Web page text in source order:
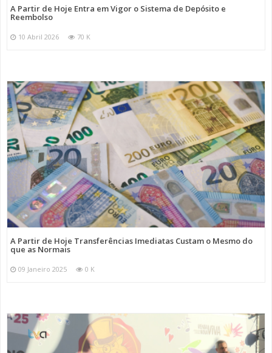
A Partir de Hoje Entra em Vigor o Sistema de Depósito e
Reembolso
10 Abril 2026 70 K
A Partir de Hoje Transferências Imediatas Custam o Mesmo do
que as Normais
09 Janeiro 2025 0 K